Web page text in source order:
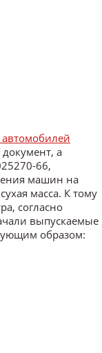
а
66,
машин на
масса. К тому
согласно
выпускаемые
образом: